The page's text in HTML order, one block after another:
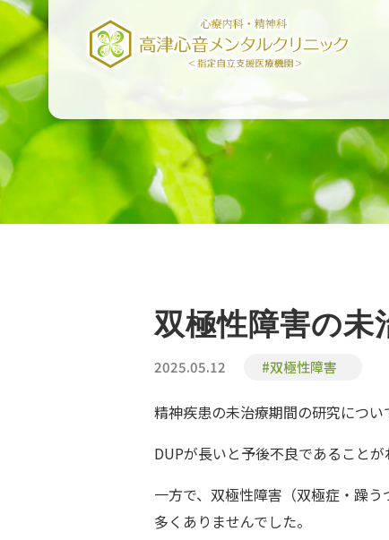
双極性障害の未
2025.05.12 #双極性障害
精神疾患の未治療期間の研究につ
DUPが長いと予後不良であること
一方で、双極性障害（双極症・躁
多くありませんでした。